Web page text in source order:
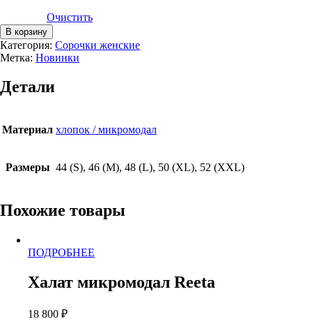
Очистить
Количество
товара
Сорочка
Reeta
В корзину
Категория: Сорочки женские
Метка: Новинки
Детали
Материал хлопок / микромодал
Размеры 44 (S), 46 (M), 48 (L), 50 (XL), 52 (XXL)
Похожие товары
ПОДРОБНЕЕ
несколько
Халат микромодал Reeta
18 800 ₽